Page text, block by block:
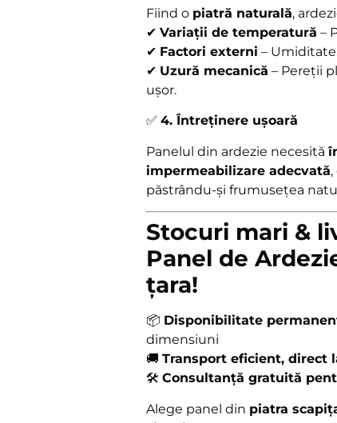
Fiind o piatră naturală,
✔ Variații de temperatură –
✔ Factori externi –
✔ Uzură mecanică – Pereții
ușor.
✅ 4. Întreținere ușoară
Panelul din ardezie necesită
impermeabilizare adecvată
păstrându-și frumusețea
Stocuri mari &
Panel de
țara!
📦 Disponibilitate
dimensiuni
🚚 Transport eficient, direct
🛠 Consultanță gratuită
Alege panel din piatra